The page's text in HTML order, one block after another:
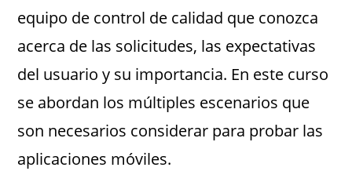
equipo de control de calidad que conozca
acerca de las solicitudes, las expectativas
del usuario y su importancia. En este curso
se abordan los múltiples escenarios que
son necesarios considerar para probar las
aplicaciones móviles.